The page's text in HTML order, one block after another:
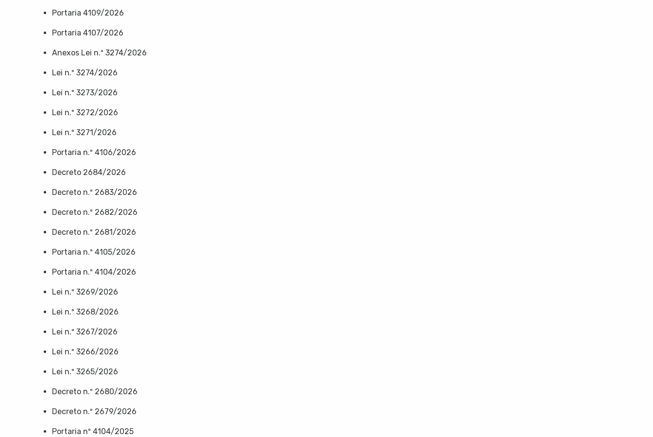
Portaria 4109/2026
Portaria 4107/2026
Anexos Lei n.º 3274/2026
Lei n.º 3274/2026
Lei n.º 3273/2026
Lei n.º 3272/2026
Lei n.º 3271/2026
Portaria n.º 4106/2026
Decreto 2684/2026
Decreto n.º 2683/2026
Decreto n.º 2682/2026
Decreto n.º 2681/2026
Portaria n.º 4105/2026
Portaria n.º 4104/2026
Lei n.º 3269/2026
Lei n.º 3268/2026
Lei n.º 3267/2026
Lei n.º 3266/2026
Lei n.º 3265/2026
Decreto n.º 2680/2026
Decreto n.º 2679/2026
Portaria nº 4104/2025